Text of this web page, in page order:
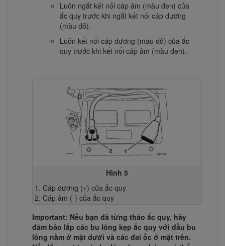
Luôn ngắt kết nối cáp âm (màu đen) của
ắc quy trước khi ngắt kết nối cáp dương
(màu đỏ).
Luôn kết nối cáp dương (màu đỏ) của ắc
quy trước khi kết nối cáp âm (màu đen).
Hình 5
Cáp dương (+) của ắc quy
Cáp âm (-) của ắc quy
Important: Nếu bạn đã từng tháo ắc quy, hãy
đảm bảo lắp các bu lông kẹp ắc quy với đầu bu
lông nằm ở mặt dưới và các đai ốc ở mặt trên.